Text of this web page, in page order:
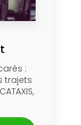
:
trajets